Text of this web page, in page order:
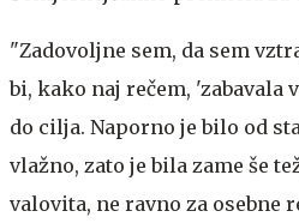
"Zadovoljne sem, da sem
bi, kako naj rečem, 'zabavala
do cilja. Naporno je bilo od
vlažno, zato je bila zame še
valovita, ne ravno za osebne